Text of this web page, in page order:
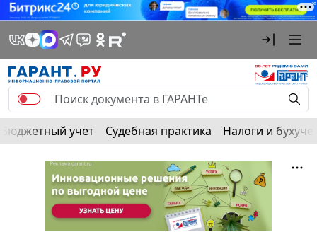
Бюджетный учет Судебная практика Налоги и